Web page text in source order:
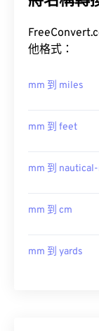
他格式：
mm 到 miles
mm 到 feet
mm 到
mm 到 cm
mm 到 yards